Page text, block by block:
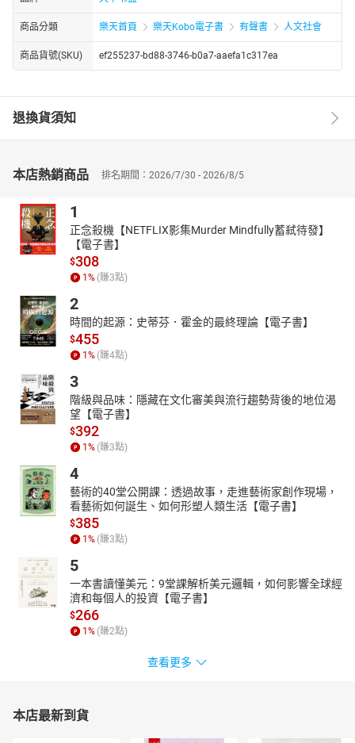
商品分類 樂天首頁 樂天Kobo電子書 有聲書 人文社會
商品貨號(SKU) ef255237-bd88-3746-b0a7-aaefa1c317ea
退換貨須知
本店熱銷商品 排名期間：2026/7/30 - 2026/8/5
1
正念殺機【NETFLIX影集Murder Mindfully蓄弒待發】
【電子書】
$308
1% (賺3點)
2
時間的起源：史蒂芬．霍金的最終理論【電子書】
$455
1% (賺4點)
3
階級與品味：隱藏在文化審美與流行趨勢背後的地位渴
望【電子書】
$392
1% (賺3點)
4
藝術的40堂公開課：透過故事，走進藝術家創作現場，
看藝術如何誕生、如何形塑人類生活【電子書】
$385
1% (賺3點)
5
一本書讀懂美元：9堂課解析美元邏輯，如何影響全球經
濟和每個人的投資【電子書】
$266
1% (賺2點)
查看更多
本店最新到貨